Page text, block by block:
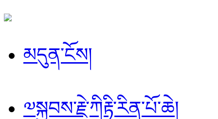
མདུན་ངོས།
༧སྐྱབས་རྗེ་ཀིརྟི་རིན་པོ་ཆེ།